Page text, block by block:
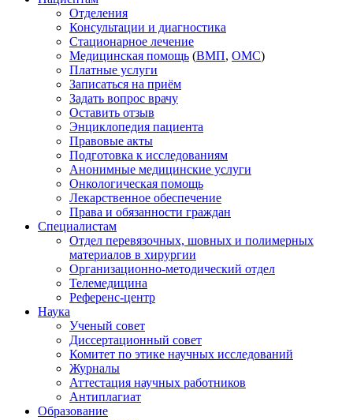
Отделения
Консультации и диагностика
Стационарное лечение
Медицинская помощь (ВМП, ОМС)
Платные услуги
Записаться на приём
Задать вопрос врачу
Оставить отзыв
Энциклопедия пациента
Правовые акты
Подготовка к исследованиям
Анонимные медицинские услуги
Онкологическая помощь
Лекарственное обеспечение
Права и обязанности граждан
Специалистам
Отдел перевязочных, шовных и полимерных
материалов в хирургии
Организационно-методический отдел
Телемедицина
Референс-центр
Наука
Ученый совет
Диссертационный совет
Комитет по этике научных исследований
Журналы
Аттестация научных работников
Антиплагиат
Образование